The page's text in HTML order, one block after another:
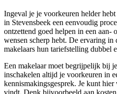
Ingeval je je voorkeuren helder
in Stevensbeek een eenvoudig
ontzettend goed helpen in een aan-
wensen scherp hebt. De ervaring in
makelaars hun tariefstelling dubbel
Een makelaar moet begrijpelijk bij
inschakelen altijd je voorkeuren in
kennismakingsgesprek. Je kunt